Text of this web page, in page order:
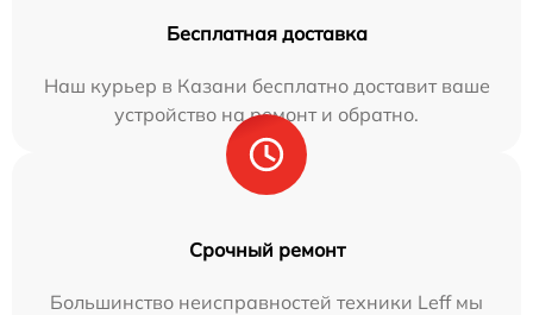
Бесплатная доставка
Наш курьер в Казани бесплатно доставит ваше
устройство на ремонт и обратно.
Срочный ремонт
Большинство неисправностей техники Leff мы